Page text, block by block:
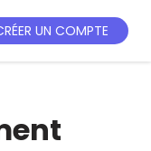
UN COMPTE